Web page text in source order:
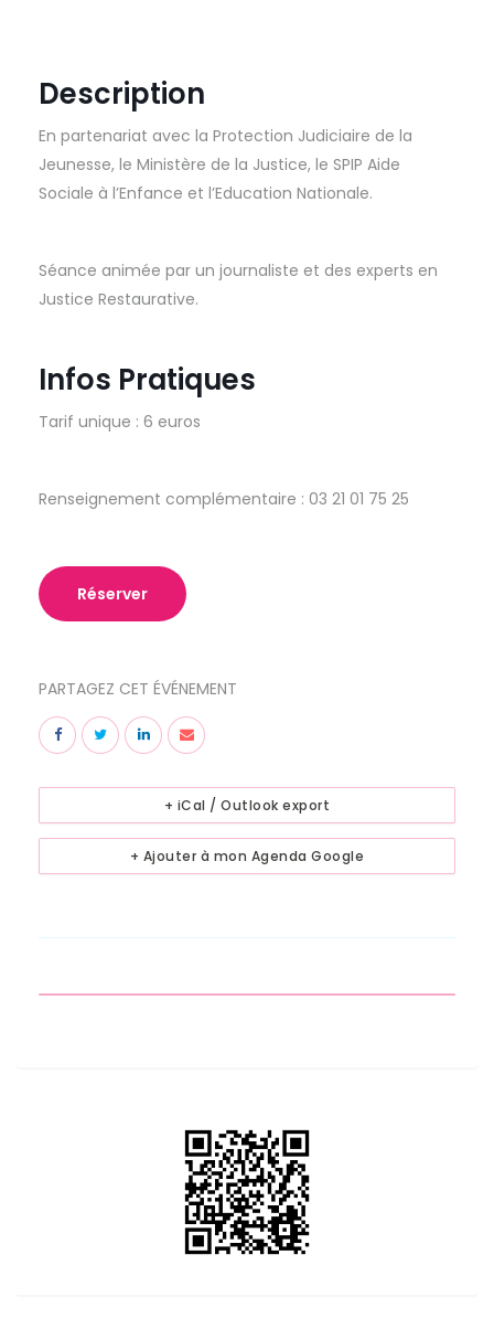
Description
En partenariat avec la Protection Judiciaire de la
Jeunesse, le Ministère de la Justice, le SPIP Aide
Sociale à l’Enfance et l’Education Nationale.
Séance animée par un journaliste et des experts en
Justice Restaurative.
Infos Pratiques
Tarif unique : 6 euros
Renseignement complémentaire : 03 21 01 75 25
Réserver
PARTAGEZ CET ÉVÉNEMENT
+ Ajouter à mon Agenda Google
+ iCal / Outlook export